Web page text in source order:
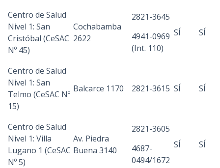
Centro de Salud
Nivel 1: San
Cristóbal (CeSAC
Nº 45)
Cochabamba
2622
2821-3645
4941-0969
(Int. 110)
SÍ SÍ
Centro de Salud
Nivel 1: San
Telmo (CeSAC Nº
15)
Balcarce 1170 2821-3615 SÍ SÍ
Centro de Salud
Nivel 1: Villa
Lugano 1 (CeSAC
Nº 5)
Av. Piedra
Buena 3140
2821-3605
4687-
0494/1672
SÍ SÍ